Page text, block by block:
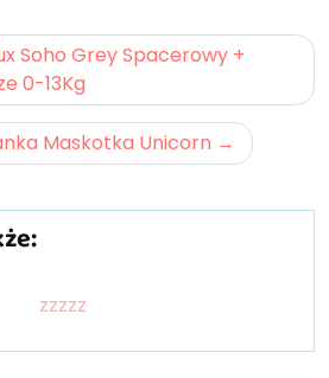
Soho Grey Spacerowy +
0-13Kg
Maskotka Unicorn
zzzzz